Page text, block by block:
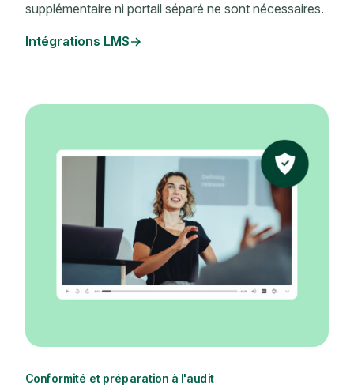
supplémentaire ni portail séparé ne sont nécessaires.
Intégrations LMS
Conformité et préparation à l'audit